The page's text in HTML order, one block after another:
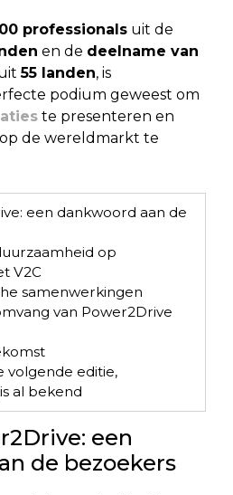
professionals uit de
en de deelname van
55 landen, is
podium geweest om
te presenteren en
de wereldmarkt te
een dankwoord aan de
op
V2C
samenwerkingen
van Power2Drive
volgende editie,
al bekend
een
de bezoekers